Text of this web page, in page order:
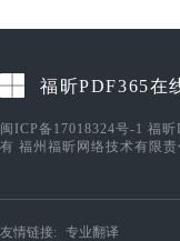
福昕PDF365在
闽ICP备17018324号-1 福昕
有 福州福昕网络技术有限责
友情链接: 专业翻译